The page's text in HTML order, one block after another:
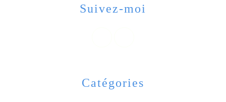
Catégories
Suivez-moi